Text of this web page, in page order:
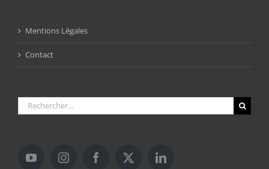
Mentions Légales
Contact
Rechercher: